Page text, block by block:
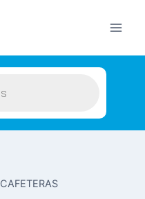
CAFETERAS